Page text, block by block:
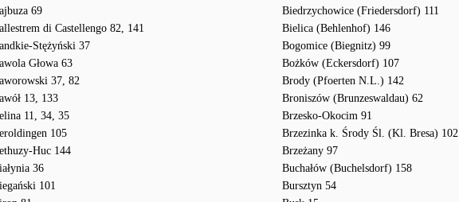
69
di Castellengo 82, 141
Stężyński 37
Głowa 63
37, 82
13, 133
11, 34, 35
105
Huc 144
36
101
Biedrzychowice (Friedersdorf) 111
Bielica (Behlenhof) 146
Bogomice (Biegnitz) 99
Bożków (Eckersdorf) 107
Brody (Pfoerten N.L.) 142
Broniszów (Brunzeswaldau) 62
Brzesko-Okocim 91
Brzezinka k. Środy Śl. (Kl. Bresa) 102
Brzeżany 97
Buchałów (Buchelsdorf) 158
Bursztyn 54